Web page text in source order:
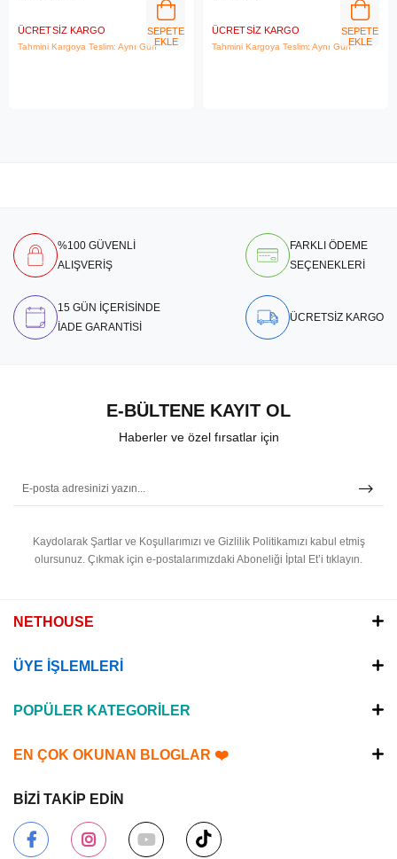
ÜCRETSIZ KARGO
Tahmini Kargoya Teslim: Aynı Gün
SEPETE
EKLE
ÜCRETSIZ KARGO
Tahmini Kargoya Teslim: Aynı Gün
SEPETE
EKLE
%100 GÜVENLİ
ALIŞVERİŞ
FARKLI ÖDEME
SEÇENEKLERİ
15 GÜN İÇERİSİNDE
İADE GARANTİSİ
ÜCRETSİZ KARGO
E-BÜLTENE KAYIT OL
Haberler ve özel fırsatlar için
Kaydolarak Şartlar ve Koşullarımızı ve Gizlilik Politikamızı kabul etmiş
olursunuz. Çıkmak için e-postalarımızdaki Aboneliği İptal Et’i tıklayın.
NETHOUSE
ÜYE İŞLEMLERİ
POPÜLER KATEGORİLER
EN ÇOK OKUNAN BLOGLAR ❤️
BİZİ TAKİP EDİN